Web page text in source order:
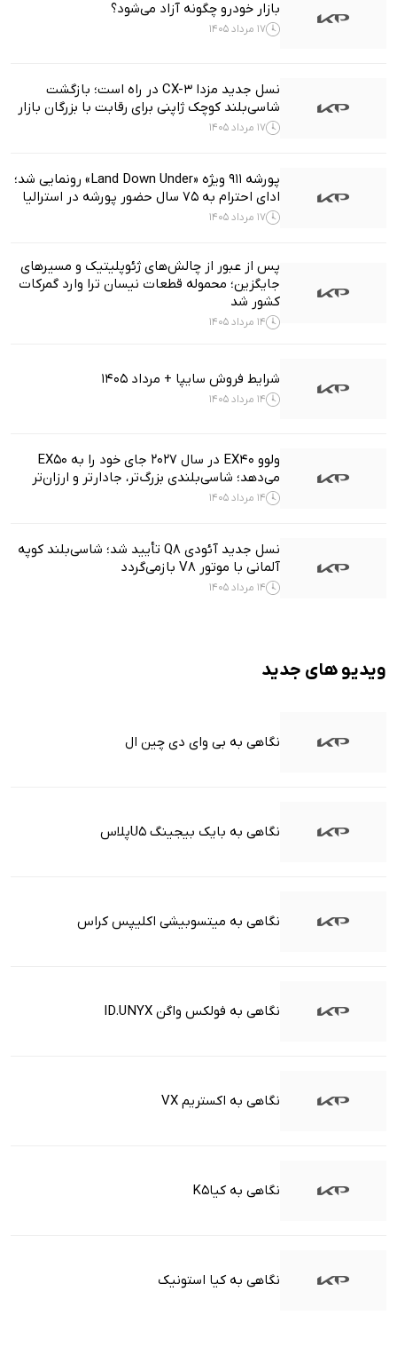
بازار خودرو چگونه آزاد می‌شود؟
17 مرداد 1405
نسل جدید مزدا CX-3 در راه است؛ بازگشت
شاسی‌بلند کوچک ژاپنی برای رقابت با بزرگان بازار
17 مرداد 1405
پورشه 911 ویژه «Land Down Under» رونمایی شد؛
ادای احترام به ۷۵ سال حضور پورشه در استرالیا
17 مرداد 1405
پس از عبور از چالش‌های ژئوپلیتیک و مسیرهای
جایگزین؛ محموله قطعات نیسان ترا وارد گمرکات
کشور شد
14 مرداد 1405
شرایط فروش سایپا + مرداد 1405
14 مرداد 1405
ولوو EX40 در سال ۲۰۲۷ جای خود را به EX50
می‌دهد؛ شاسی‌بلندی بزرگ‌تر، جادارتر و ارزان‌تر
14 مرداد 1405
نسل جدید آئودی Q8 تأیید شد؛ شاسی‌بلند کوپه
آلمانی با موتور V8 بازمی‌گردد
14 مرداد 1405
ویدیو های جدید
نگاهی به بی وای دی چین ال
نگاهی به بایک بیجینگ U5پلاس
نگاهی به میتسوبیشی اکلیپس کراس
نگاهی به فولکس واگن ID.UNYX
نگاهی به اکستریم VX
نگاهی به کیاK5
نگاهی به کیا استونیک